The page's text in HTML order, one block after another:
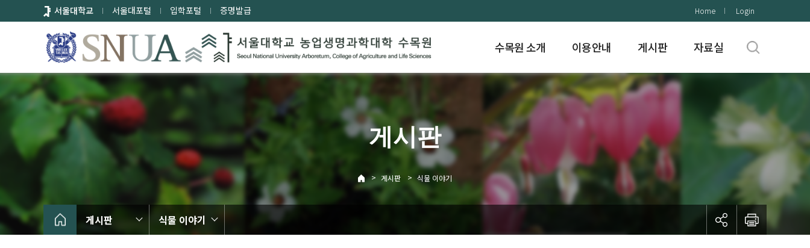
로
뉴
서울대학교 서울대포털 입학포털 증명발급 Home Login
수목원 소개 이용안내 게시판 자료실
게시판
> 게시판 > 식물 이야기
게시판 식물 이야기